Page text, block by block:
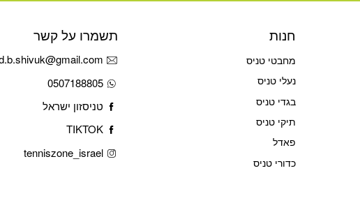
חנות
מחבטי טניס
נעלי טניס
בגדי טניס
תיקי טניס
פאדל
כדורי טניס
תשמרו על קשר
0507188805
טניסזון ישראל
TIKTOK
tenniszone_israel